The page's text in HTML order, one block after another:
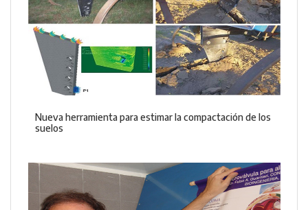
Nueva herramienta para estimar la compactación de los
suelos